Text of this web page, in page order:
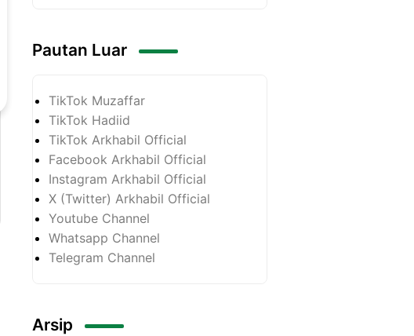
Pautan Luar
TikTok Muzaffar
TikTok Hadiid
TikTok Arkhabil Official
Facebook Arkhabil Official
Instagram Arkhabil Official
X (Twitter) Arkhabil Official
Youtube Channel
Whatsapp Channel
Telegram Channel
Arsip